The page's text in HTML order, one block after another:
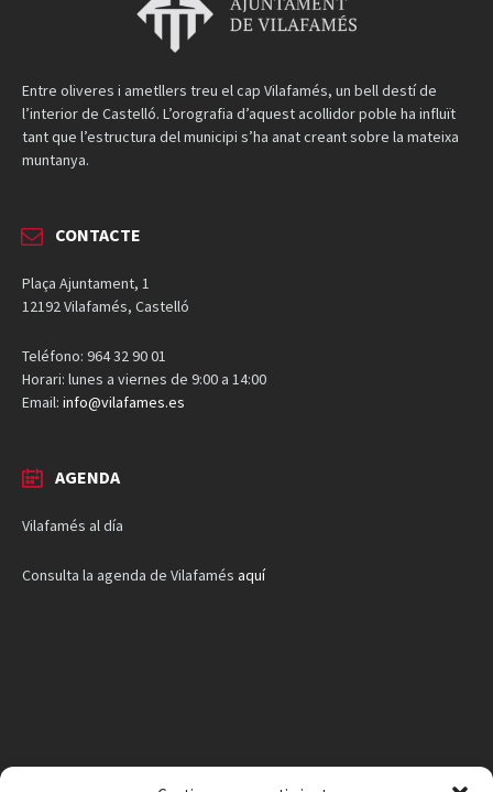
Entre oliveres i ametllers treu el cap Vilafamés, un bell destí de
l’interior de Castelló. L’orografia d’aquest acollidor poble ha influït
tant que l’estructura del municipi s’ha anat creant sobre la mateixa
muntanya.
CONTACTE
Plaça Ajuntament, 1
12192 Vilafamés, Castelló
Teléfono: 964 32 90 01
Horari: lunes a viernes de 9:00 a 14:00
Email: info@vilafames.es
AGENDA
Vilafamés al día
Consulta la agenda de Vilafamés aquí